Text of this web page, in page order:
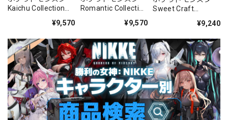
Kaichu Collection
¥9,570
Romantic Collection
¥9,570
Sweet Craft
¥9,240